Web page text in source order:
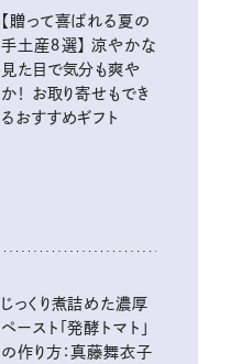
【贈って喜ばれる夏の
手土産８選】 涼やかな
見た目で気分も爽や
か！ お取り寄せもでき
るおすすめギフト
じっくり煮詰めた濃厚
ペースト「発酵トマト」
の作り方：真藤舞衣子